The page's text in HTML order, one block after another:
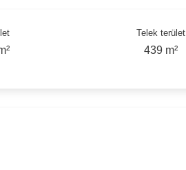
Telek terület
439 m²